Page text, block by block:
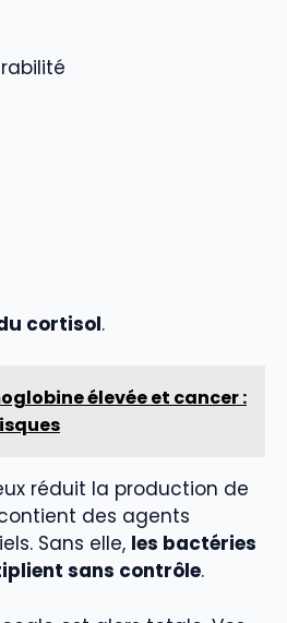
cortisol.
élevée et cancer :
réduit la production de
des agents
Sans elle, les bactéries
sans contrôle.